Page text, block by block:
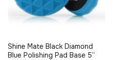
Shine Mate Black Diamond
Blue Polishing Pad Base 5”